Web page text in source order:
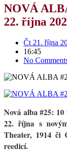
NOVÁ
22. října
Čt 21. října
16:45
No
Nová alba #25:
22. října s
Theater, 1914 či
reedicí.